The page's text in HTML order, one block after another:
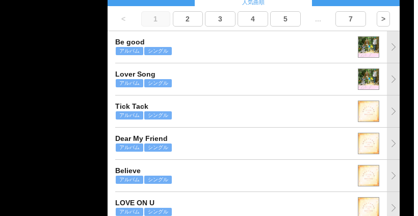
人気曲順
< 1 2 3 4 5 ... 7 >
Be good
アルバム シングル
Lover Song
アルバム シングル
Tick Tack
アルバム シングル
Dear My Friend
アルバム シングル
Believe
アルバム シングル
LOVE ON U
アルバム シングル